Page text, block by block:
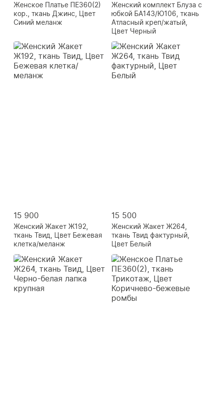
Женское Платье ПЕ360(2)
кор., ткань Джинс, Цвет
Синий меланж
Женский комплект Блуза с
юбкой БА143/Ю106, ткань
Атласный креп/жатый,
Цвет Черный
15 900
Женский Жакет Ж192,
ткань Твид, Цвет Бежевая
клетка/меланж
15 500
Женский Жакет Ж264,
ткань Твид фактурный,
Цвет Белый